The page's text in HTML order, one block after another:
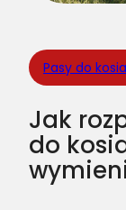
Pasy do
Jak
do